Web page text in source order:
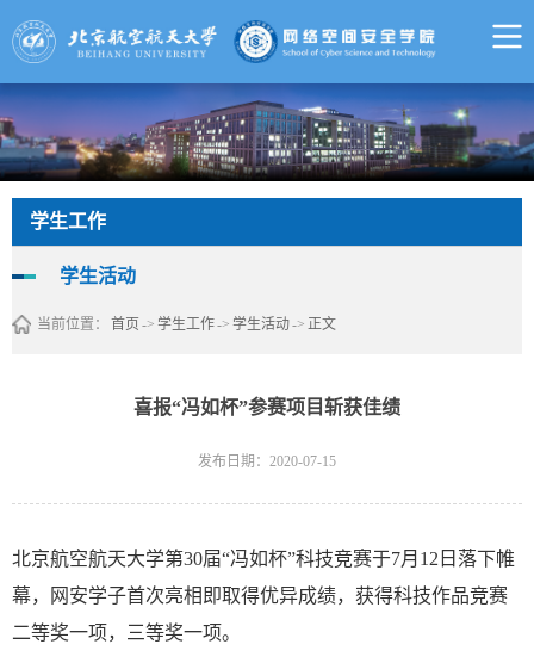
学生工作
学生活动
当前位置： 首页 -> 学生工作-> 学生活动-> 正文
喜报“冯如杯”参赛项目斩获佳绩
发布日期：2020-07-15
北京航空航天大学第30届“冯如杯”科技竞赛于7月12日落下帷
幕，网安学子首次亮相即取得优异成绩，获得科技作品竞赛
二等奖一项，三等奖一项。